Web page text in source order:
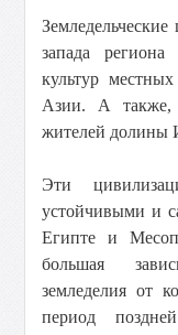
запада
культур
Азии. А также,
жителей долины
Эти
устойчивыми и
Египте и
большая
земледелия от
период